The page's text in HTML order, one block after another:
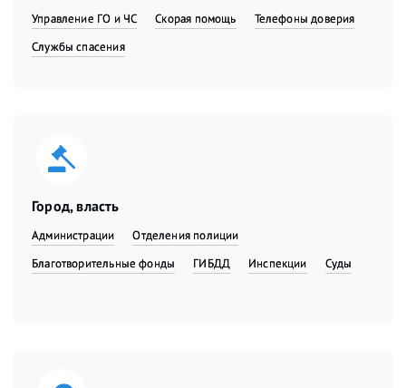
Управление ГО и ЧС Скорая помощь
Телефоны доверия
Службы спасения
Город, власть
Администрации
Отделения полиции
Благотворительные фонды
ГИБДД Инспекции Суды